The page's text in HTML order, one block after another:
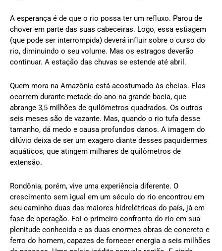
A esperança é de que o rio possa ter um refluxo. Parou de
chover em parte das suas cabeceiras. Logo, essa estiagem
(que pode ser interrompida) deverá influir sobre o curso do
rio, diminuindo o seu volume. Mas os estragos deverão
continuar. A estação das chuvas se estende até abril.
Quem mora na Amazônia está acostumado às cheias. Elas
ocorrem durante metade do ano na grande bacia, que
abrange 3,5 milhões de quilômetros quadrados. Os outros
seis meses são de vazante. Mas, quando o rio tufa desse
tamanho, dá medo e causa profundos danos. A imagem do
dilúvio deixa de ser um exagero diante desses paquidermes
aquáticos, que atingem milhares de quilômetros de
extensão.
Rondônia, porém, vive uma experiência diferente. O
crescimento sem igual em um século do rio encontrou em
seu caminho duas das maiores hidrelétricas do país, já em
fase de operação. Foi o primeiro confronto do rio em sua
plenitude conhecida e as duas enormes obras de concreto e
ferro do homem, capazes de fornecer energia a seis milhões